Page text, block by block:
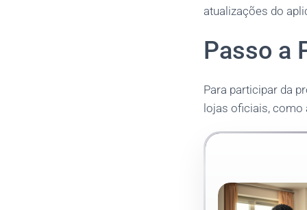
atualizações do
Passo a
Para participar da
lojas oficiais, como